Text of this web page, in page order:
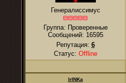
Генералиссимус
Группа: Проверенные
Сообщений: 16595
Репутация: 6
Статус: Offline
IrINKa